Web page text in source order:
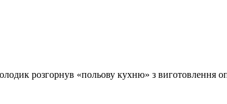
розгорнув «польову кухню» з виготовлення